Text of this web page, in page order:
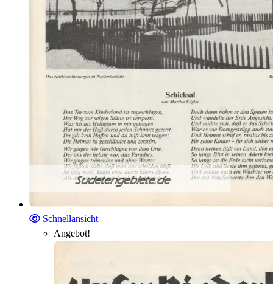
Schnellansicht
Angebot!